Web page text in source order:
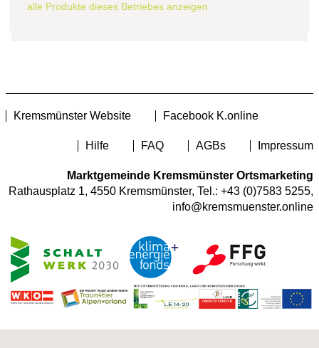
alle Produkte dieses Betriebes anzeigen
Kremsmünster Website Facebook K.online
Hilfe FAQ AGBs Impressum
Marktgemeinde Kremsmünster Ortsmarketing
Rathausplatz 1, 4550 Kremsmünster, Tel.: +43 (0)7583 5255,
info@kremsmuenster.online